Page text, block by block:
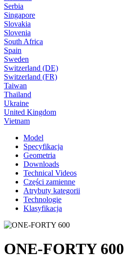
Serbia
Singapore
Slovakia
Slovenia
South Africa
Spain
Sweden
Switzerland (DE)
Switzerland (FR)
Taiwan
Thailand
Ukraine
United Kingdom
Vietnam
Model
Specyfikacja
Geometria
Downloads
Technical Videos
Części zamienne
Atrybuty kategorii
Technologie
Klasyfikacja
ONE-FORTY 600